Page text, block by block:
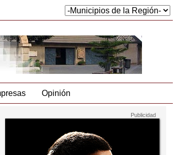
Opinión